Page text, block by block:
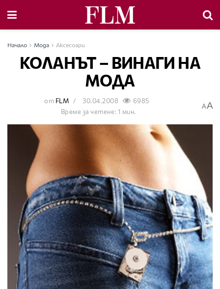
Начало Мода Аксесоари
КОЛАНЪТ – ВИНАГИ НА
МОДА
от FLM 30.04.2008
6985
Време за четене: 1 мин.
AA